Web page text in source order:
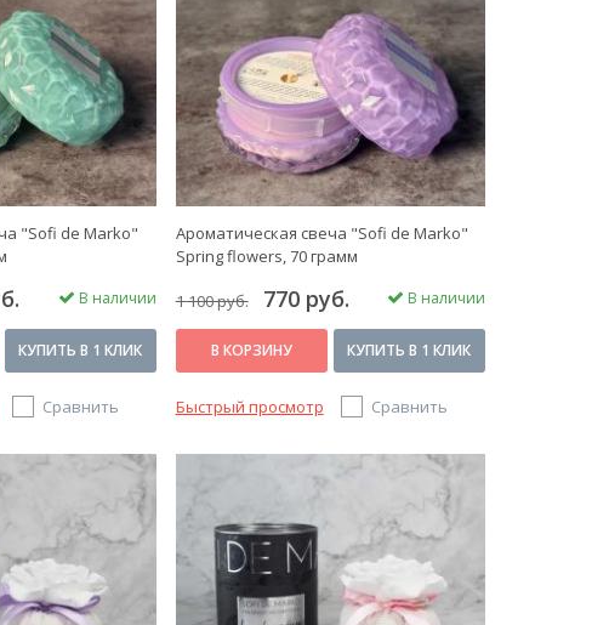
"Sofi de Marko"
В наличии
КУПИТЬ В 1 КЛИК
Сравнить
Ароматическая свеча "Sofi de Marko"
Spring flowers, 70 грамм
1 100 руб. 770 руб. В наличии
В КОРЗИНУ КУПИТЬ В 1 КЛИК
Быстрый просмотр Сравнить